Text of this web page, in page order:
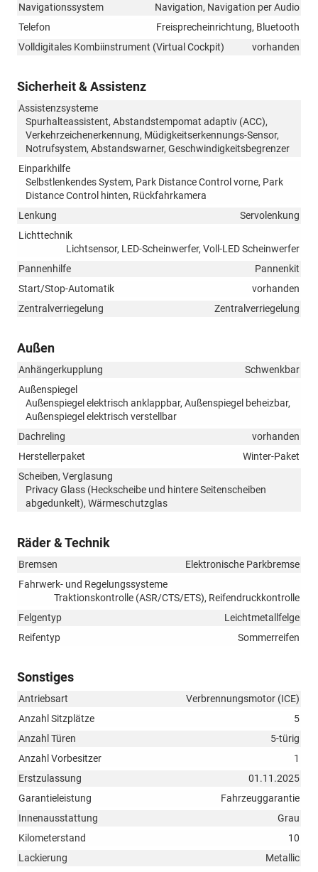
Navigationssystem
Navigation, Navigation per Audio
Telefon
Freisprecheinrichtung, Bluetooth
Volldigitales Kombiinstrument (Virtual Cockpit)
vorhanden
Sicherheit & Assistenz
Assistenzsysteme
Spurhalteassistent, Abstandstempomat adaptiv (ACC),
Verkehrzeichenerkennung, Müdigkeitserkennungs-Sensor,
Notrufsystem, Abstandswarner, Geschwindigkeitsbegrenzer
Einparkhilfe
Selbstlenkendes System, Park Distance Control vorne, Park
Distance Control hinten, Rückfahrkamera
Lenkung
Servolenkung
Lichttechnik
Lichtsensor, LED-Scheinwerfer, Voll-LED Scheinwerfer
Pannenhilfe
Pannenkit
Start/Stop-Automatik
vorhanden
Zentralverriegelung
Zentralverriegelung
Außen
Anhängerkupplung
Schwenkbar
Außenspiegel
Außenspiegel elektrisch anklappbar, Außenspiegel beheizbar,
Außenspiegel elektrisch verstellbar
Dachreling
vorhanden
Herstellerpaket
Winter-Paket
Scheiben, Verglasung
Privacy Glass (Heckscheibe und hintere Seitenscheiben
abgedunkelt), Wärmeschutzglas
Räder & Technik
Bremsen
Elektronische Parkbremse
Fahrwerk- und Regelungssysteme
Traktionskontrolle (ASR/CTS/ETS), Reifendruckkontrolle
Felgentyp
Leichtmetallfelge
Reifentyp
Sommerreifen
Sonstiges
Antriebsart
Verbrennungsmotor (ICE)
Anzahl Sitzplätze
5
Anzahl Türen
5-türig
Anzahl Vorbesitzer
1
Erstzulassung
01.11.2025
Garantieleistung
Fahrzeuggarantie
Innenausstattung
Grau
Kilometerstand
10
Lackierung
Metallic